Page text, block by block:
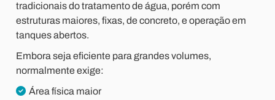
tradicionais do tratamento de água, porém com
estruturas maiores, fixas, de concreto, e operação em
tanques abertos.
Embora seja eficiente para grandes volumes,
normalmente exige:
Área física maior